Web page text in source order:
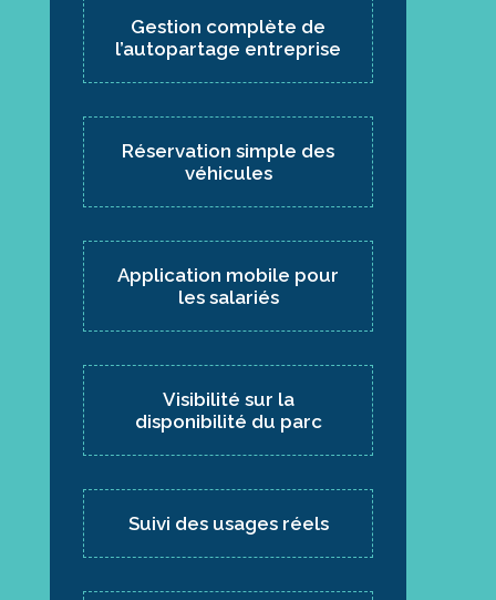
Gestion complète de
l’autopartage entreprise
Réservation simple des
véhicules
Application mobile pour
les salariés
Visibilité sur la
disponibilité du parc
Suivi des usages réels